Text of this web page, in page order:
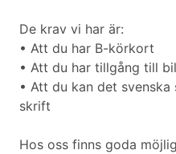
De krav vi har är:
• Att du har B-körkort
• Att du har tillgång till
• Att du kan det
skrift
Hos oss finns goda